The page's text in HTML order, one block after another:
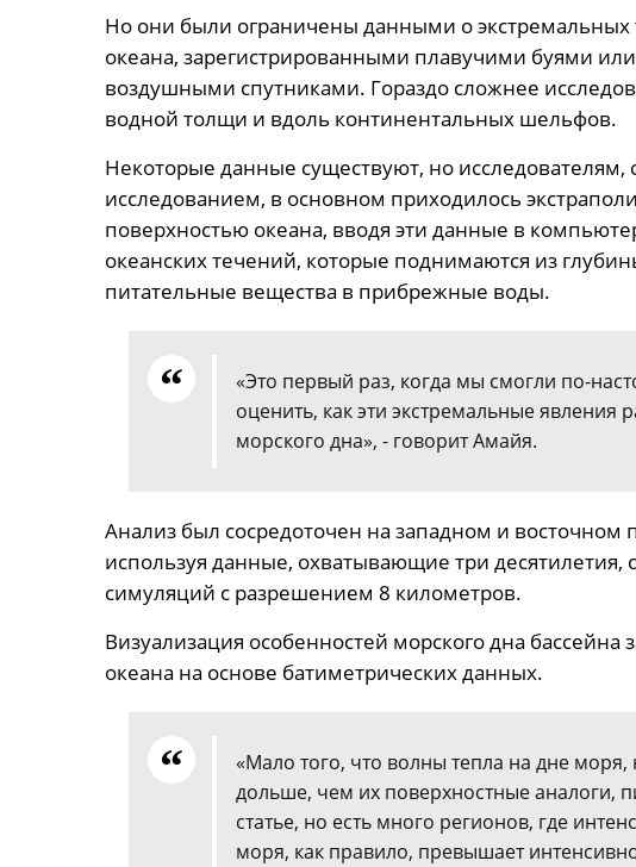
Но они были ограничены данными о экстремальных
океана, зарегистрированными плавучими буями
воздушными спутниками. Гораздо сложнее
водной толщи и вдоль континентальных шельфов.
Некоторые данные существуют, но
исследованием, в основном приходилось
поверхностью океана, вводя эти данные в
океанских течений, которые поднимаются из
питательные вещества в прибрежные воды.
«Это первый раз, когда мы смогли по-
оценить, как эти экстремальные явления
морского дна», - говорит Амайя.
Анализ был сосредоточен на западном и
используя данные, охватывающие три десятилетия,
симуляций с разрешением 8 километров.
Визуализация особенностей морского дна бассейна
океана на основе батиметрических данных.
«Мало того, что волны тепла на дне моря,
дольше, чем их поверхностные аналоги,
статье, но есть много регионов, где
моря, как правило, превышает